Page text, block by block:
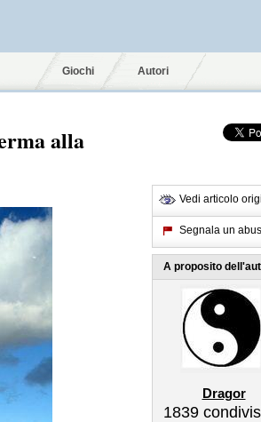
Giochi Autori
alla
Vedi articolo
Segnala un
A proposito
Dragor
1839